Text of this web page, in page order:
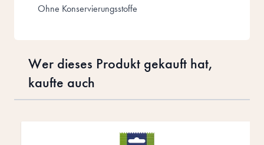
Ohne Konservierungsstoffe
Wer dieses Produkt gekauft hat,
kaufte auch
Drücke, um das Karussell zu überspringen